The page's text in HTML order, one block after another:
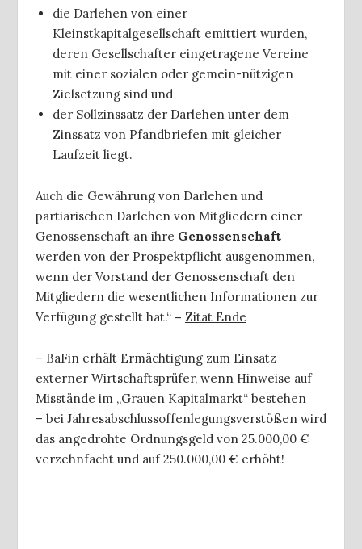
die Darlehen von einer
Kleinstkapitalgesellschaft emittiert wurden,
deren Gesellschafter eingetragene Vereine
mit einer sozialen oder gemein-nützigen
Zielsetzung sind und
der Sollzinssatz der Darlehen unter dem
Zinssatz von Pfandbriefen mit gleicher
Laufzeit liegt.
Auch die Gewährung von Darlehen und
partiarischen Darlehen von Mitgliedern einer
Genossenschaft an ihre Genossenschaft
werden von der Prospektpflicht ausgenommen,
wenn der Vorstand der Genossenschaft den
Mitgliedern die wesentlichen Informationen zur
Verfügung gestellt hat.“ – Zitat Ende
– BaFin erhält Ermächtigung zum Einsatz
externer Wirtschaftsprüfer, wenn Hinweise auf
Misstände im „Grauen Kapitalmarkt“ bestehen
– bei Jahresabschlussoffenlegungsverstößen wird
das angedrohte Ordnungsgeld von 25.000,00 €
verzehnfacht und auf 250.000,00 € erhöht!